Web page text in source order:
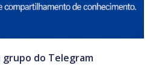
grupo do Telegram